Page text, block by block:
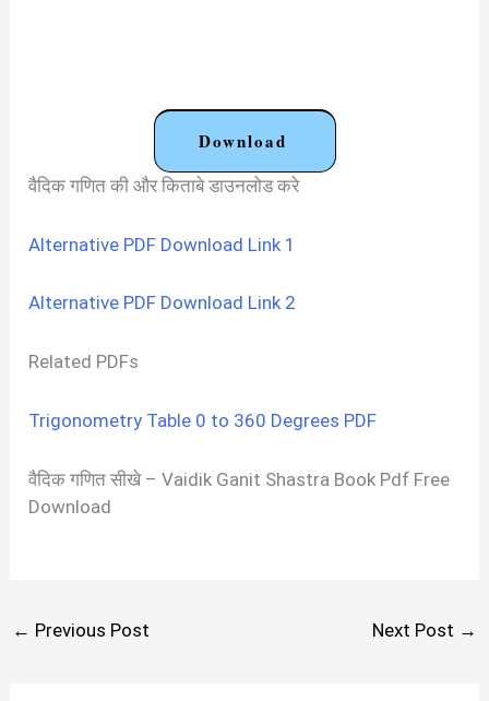
Download
वैदिक गणित की और किताबे डाउनलोड करे
Alternative PDF Download Link 1
Alternative PDF Download Link 2
Related PDFs
Trigonometry Table 0 to 360 Degrees PDF
वैदिक गणित सीखे – Vaidik Ganit Shastra Book Pdf Free
Download
← Previous Post Next Post →